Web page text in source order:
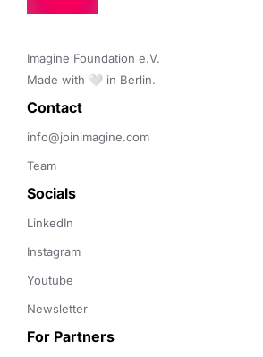
Imagine Foundation e.V.
Made with 🤍 in Berlin.
Contact
info@joinimagine.com
Team
Socials
LinkedIn
Instagram
Youtube
Newsletter
For Partners